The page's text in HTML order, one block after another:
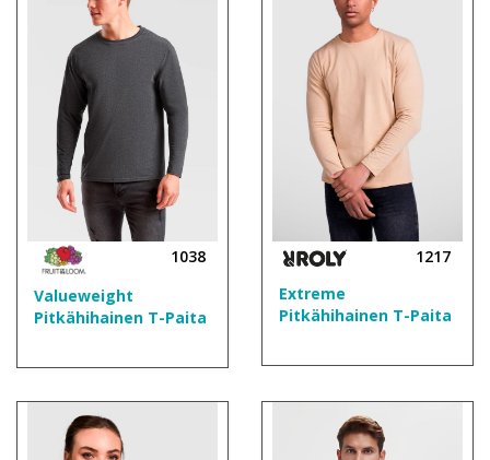
1038
Valueweight
Pitkähihainen T-Paita
1217
Extreme
Pitkähihainen T-Paita